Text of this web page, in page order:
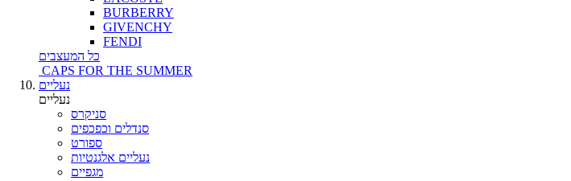
BURBERRY
GIVENCHY
FENDI
כל המעצבים
CAPS FOR THE SUMMER
נעליים
נעליים
סניקרס
סנדלים וכפכפים
ספורט
נעליים אלגנטיות
מגפיים